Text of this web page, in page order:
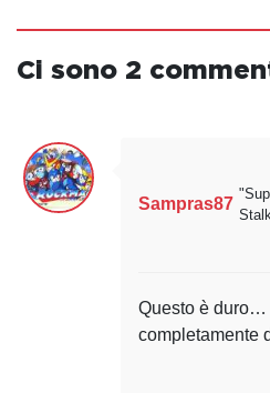
Ci sono 2
Sampras87
Questo è duro…
completamente